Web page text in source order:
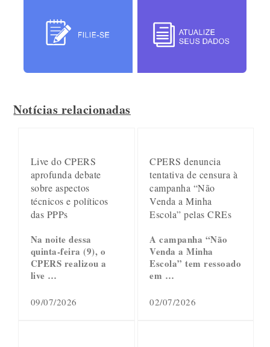
Notícias relacionadas
Live do CPERS
aprofunda debate
sobre aspectos
técnicos e políticos
das PPPs
Na noite dessa
quinta-feira (9), o
CPERS realizou a
live …
09/07/2026
CPERS denuncia
tentativa de censura à
campanha “Não
Venda a Minha
Escola” pelas CREs
A campanha “Não
Venda a Minha
Escola” tem ressoado
em …
02/07/2026